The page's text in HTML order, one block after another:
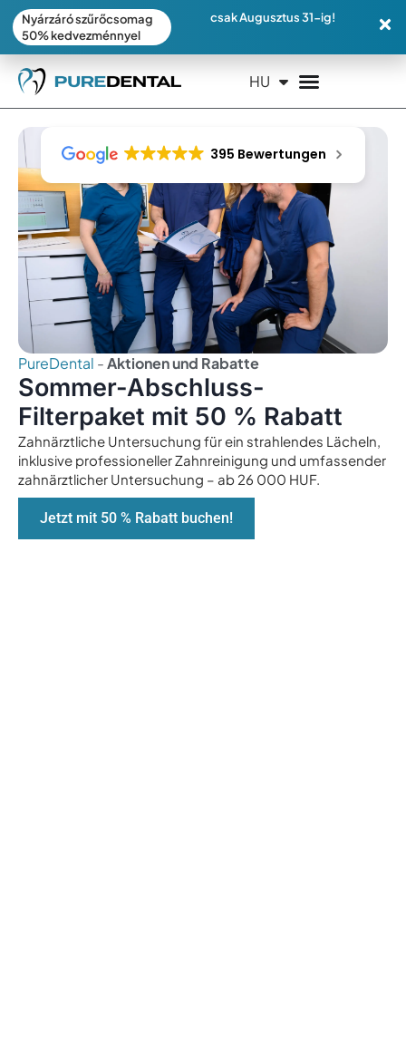
HU
EN
PureDental -Aktionen und Rabatte
Sommer-Abschluss-
Filterpaket mit 50 % Rabatt
Zahnärztliche Untersuchung für ein strahlendes Lächeln,
inklusive professioneller Zahnreinigung und umfassender
zahnärztlicher Untersuchung – ab 26 000 HUF.
Jetzt mit 50 % Rabatt buchen!
395 Bewertungen
Nyárzáró szűrőcsomag
50% kedvezménnyel
csak Augusztus 31-ig!